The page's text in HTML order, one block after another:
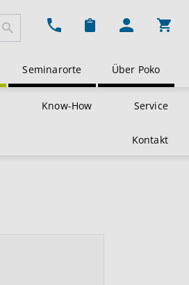
Seminarorte Über Poko
Know-How Service
Kontakt